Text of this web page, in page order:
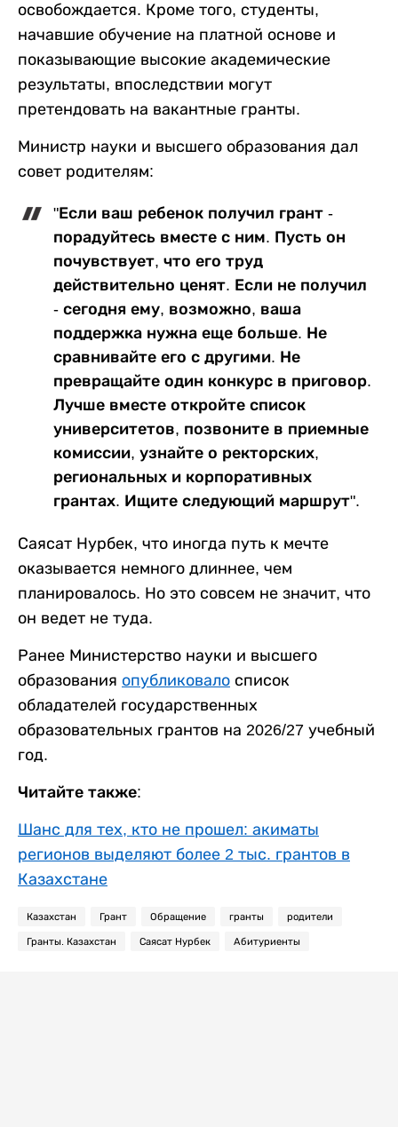
освобождается. Кроме того, студенты,
начавшие обучение на платной основе и
показывающие высокие академические
результаты, впоследствии могут
претендовать на вакантные гранты.
Министр науки и высшего образования дал
совет родителям:
"Если ваш ребенок получил грант -
порадуйтесь вместе с ним. Пусть он
почувствует, что его труд
действительно ценят. Если не получил
- сегодня ему, возможно, ваша
поддержка нужна еще больше. Не
сравнивайте его с другими. Не
превращайте один конкурс в приговор.
Лучше вместе откройте список
университетов, позвоните в приемные
комиссии, узнайте о ректорских,
региональных и корпоративных
грантах. Ищите следующий маршрут".
Саясат Нурбек, что иногда путь к мечте
оказывается немного длиннее, чем
планировалось. Но это совсем не значит, что
он ведет не туда.
Ранее Министерство науки и высшего
образования опубликовало список
обладателей государственных
образовательных грантов на 2026/27 учебный
год.
Читайте также:
Шанс для тех, кто не прошел: акиматы
регионов выделяют более 2 тыс. грантов в
Казахстане
Казахстан Грант Обращение гранты родители
Гранты. Казахстан Саясат Нурбек Абитуриенты